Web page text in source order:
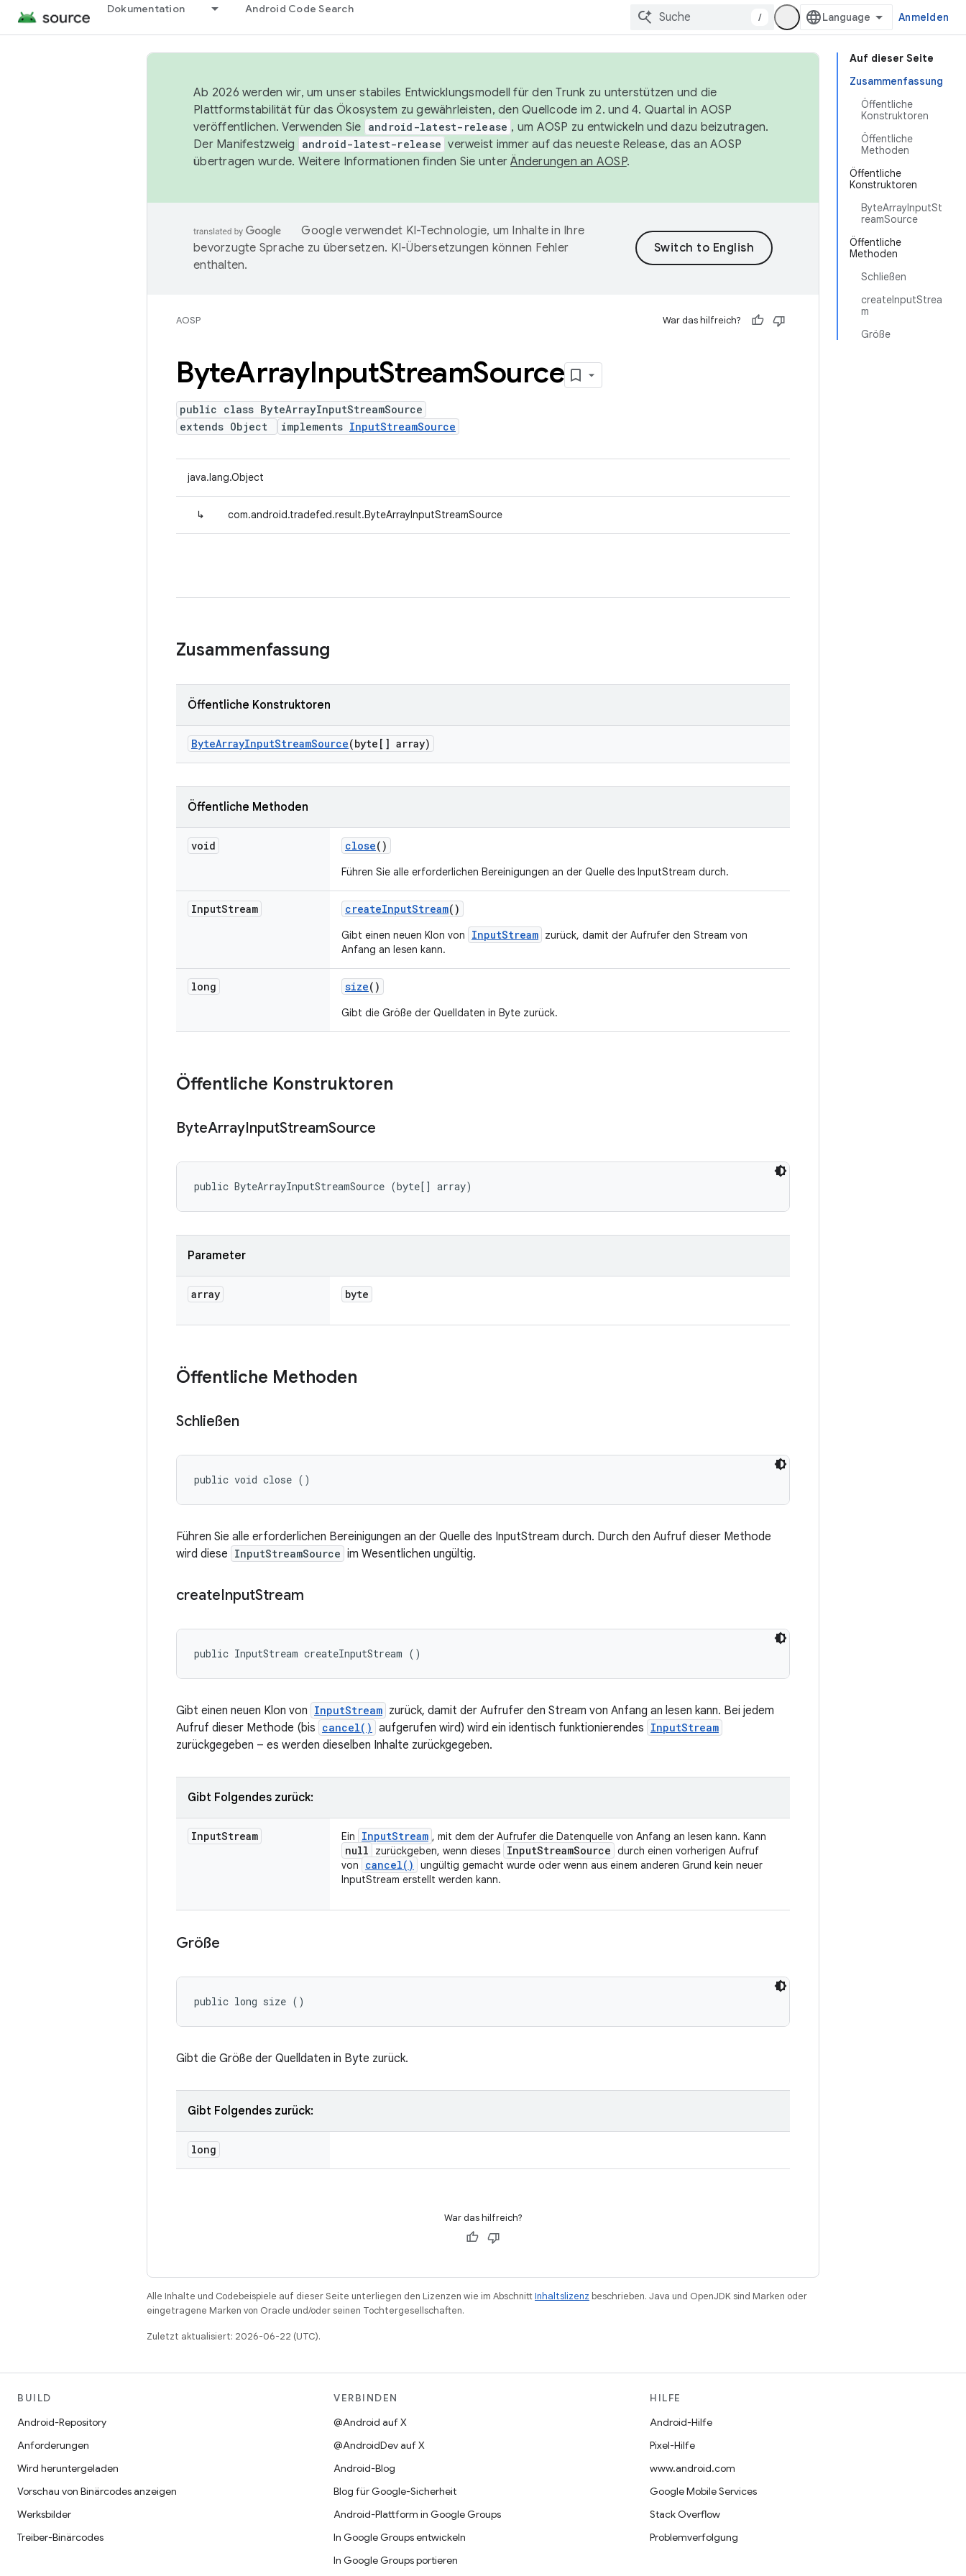
Dokumentation Android Code Search
/ Anmelden
Auf dieser Seite
Zusammenfassung
Öffentliche
Konstruktoren
Öffentliche
Methoden
Öffentliche
Konstruktoren
ByteArrayInputSt
reamSource
Öffentliche
Methoden
Schließen
createInputStrea
m
Größe
Ab 2026 werden wir, um unser stabiles Entwicklungsmodell für den Trunk zu unterstützen und die
Plattformstabilität für das Ökosystem zu gewährleisten, den Quellcode im 2. und 4. Quartal in AOSP
veröffentlichen. Verwenden Sie android-latest-release , um AOSP zu entwickeln und dazu beizutragen.
Der Manifestzweig
android-latest-release verweist immer auf das neueste Release, das an AOSP
übertragen wurde. Weitere Informationen finden Sie unterÄnderungen an AOSP.
Google verwendet KI-Technologie, um Inhalte in Ihre
bevorzugte Sprache zu übersetzen. KI-Übersetzungen können Fehler
enthalten.
AOSP War das hilfreich?
ByteArrayInputStreamSource
public class ByteArrayInputStreamSource
extends Object
implements InputStreamSource
java.lang.Object
↳ com.android.tradefed.result.ByteArrayInputStreamSource
Zusammenfassung
Öffentliche Konstruktoren
ByteArrayInputStreamSource(byte[] array)
Öffentliche Methoden
void close()
Führen Sie alle erforderlichen Bereinigungen an der Quelle des InputStream durch.
InputStream createInputStream()
Gibt einen neuen Klon von InputStream zurück, damit der Aufrufer den Stream von
Anfang an lesen kann.
long size()
Gibt die Größe der Quelldaten in Byte zurück.
Öffentliche Konstruktoren
ByteArrayInputStreamSource
public ByteArrayInputStreamSource (byte[] array)
Parameter
array byte
Öffentliche Methoden
Schließen
public void close ()
Führen Sie alle erforderlichen Bereinigungen an der Quelle des InputStream durch. Durch den Aufruf dieser Methode
wird diese InputStreamSource im Wesentlichen ungültig.
createInputStream
public InputStream createInputStream ()
Gibt einen neuen Klon von InputStream zurück, damit der Aufrufer den Stream von Anfang an lesen kann. Bei jedem
Aufruf dieser Methode (bis cancel() aufgerufen wird) wird ein identisch funktionierendes InputStream
zurückgegeben – es werden dieselben Inhalte zurückgegeben.
Gibt Folgendes zurück:
InputStream Ein InputStream , mit dem der Aufrufer die Datenquelle von Anfang an lesen kann. Kann
null zurückgeben, wenn dieses InputStreamSource durch einen vorherigen Aufruf
von
cancel( )
ungültig gemacht wurde oder wenn aus einem anderen Grund kein neuer
InputStream erstellt werden kann.
Größe
public long size ()
Gibt die Größe der Quelldaten in Byte zurück.
Gibt Folgendes zurück:
long
War das hilfreich?
Alle Inhalte und Codebeispiele auf dieser Seite unterliegen den Lizenzen wie im AbschnittInhaltslizenz beschrieben. Java und OpenJDK sind Marken oder
eingetragene Marken von Oracle und/oder seinen Tochtergesellschaften.
Zuletzt aktualisiert: 2026-06-22 (UTC).
BUILD
Android-Repository
Anforderungen
Wird heruntergeladen
Vorschau von Binärcodes anzeigen
Werksbilder
Treiber-Binärcodes
VERBINDEN
@Android auf X
@AndroidDev auf X
Android-Blog
Blog für Google-Sicherheit
Android-Plattform in Google Groups
In Google Groups entwickeln
In Google Groups portieren
HILFE
Android-Hilfe
Pixel-Hilfe
www.android.com
Google Mobile Services
Stack Overflow
Problemverfolgung